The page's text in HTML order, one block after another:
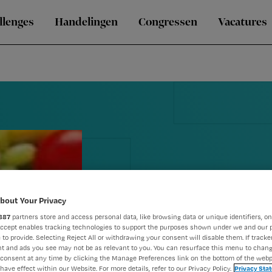
Handelingen Congressen Vacatures
Ohra bindt
Your Privacy
partners store and access personal data, like browsing data or unique identifiers,
enables tracking technologies to support the purposes shown under we and our
to provide. Selecting Reject All or withdrawing your consent will disable them. If
and ads you see may not be as relevant to you. You can resurface this menu to
at any time by clicking the Manage Preferences link on the bottom of the
effect within our Website. For more details, refer to our Privacy Policy. Privacy